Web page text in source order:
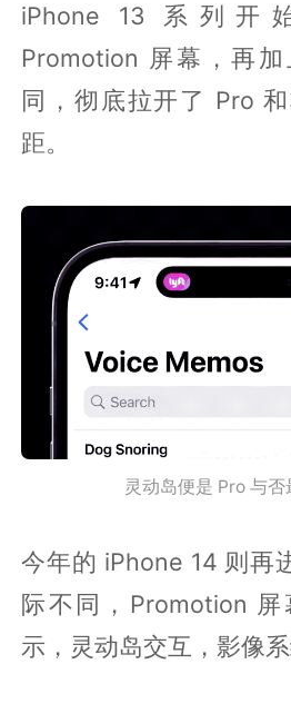
iPhone 13 系列开
Promotion 屏幕，再
同，彻底拉开了 Pro
距。
灵动岛便是 Pro 与
今年的 iPhone 14 则再
际不同，Promotion 屏
示，灵动岛交互，影像系